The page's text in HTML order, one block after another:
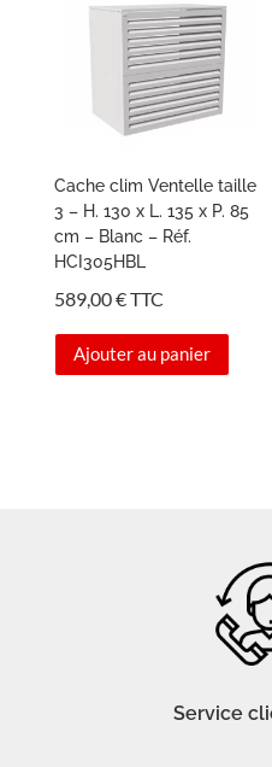
Cache clim Ventelle taille
3 – H. 130 x L. 135 x P. 85
cm – Blanc – Réf.
HCI305HBL
589,00€TTC
Ajouter au panier
Service